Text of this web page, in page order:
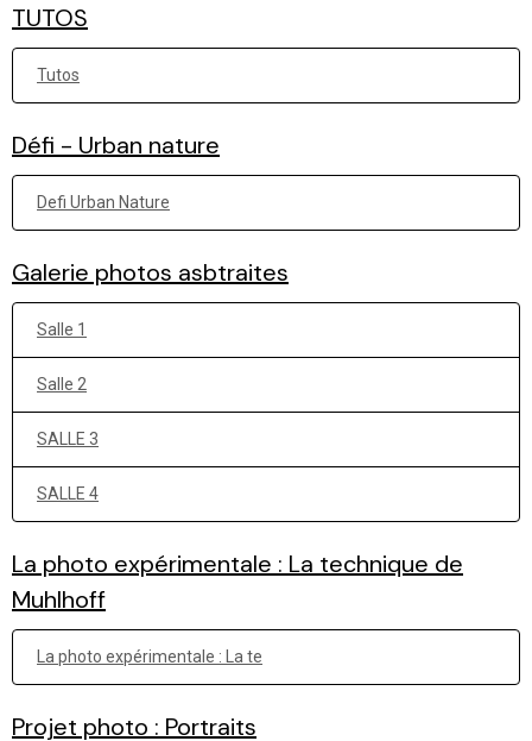
TUTOS
Tutos
Défi - Urban nature
Defi Urban Nature
Galerie photos asbtraites
Salle 1
Salle 2
SALLE 3
SALLE 4
La photo expérimentale : La technique de
Muhlhoff
La photo expérimentale : La te
Projet photo : Portraits